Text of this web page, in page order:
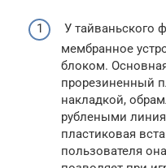
У тайваньского
мембранное
блоком.
прорезиненный
накладкой,
рублеными
пластиковая
пользователя